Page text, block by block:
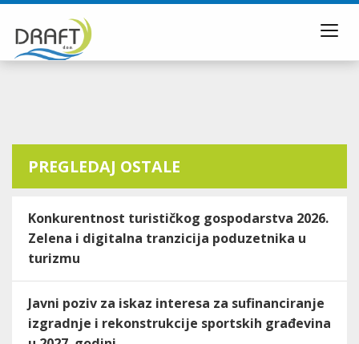
PREGLEDAJ OSTALE
Konkurentnost turističkog gospodarstva 2026.
Zelena i digitalna tranzicija poduzetnika u
turizmu
Javni poziv za iskaz interesa za sufinanciranje
izgradnje i rekonstrukcije sportskih građevina